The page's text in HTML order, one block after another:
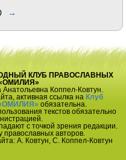
→
КЛУБ ПРАВОСЛАВНЫХ
Коппел-Ковтун.
активная ссылка на Клуб
«ОМИЛИЯ» обязательна.
текстов обязательно
с точкой зрения редакции.
православных авторов.
А. Ковтун, С. Коппел-Ковтун